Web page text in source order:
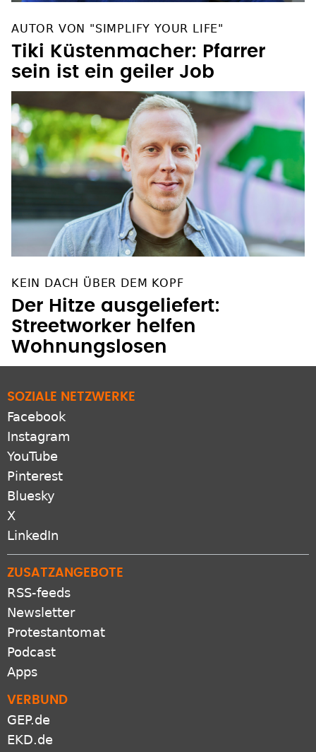
AUTOR VON "SIMPLIFY YOUR LIFE"
Tiki Küstenmacher: Pfarrer
sein ist ein geiler Job
KEIN DACH ÜBER DEM KOPF
Der Hitze ausgeliefert:
Streetworker helfen
Wohnungslosen
SOZIALE NETZWERKE
Facebook
Instagram
YouTube
Pinterest
Bluesky
X
LinkedIn
ZUSATZANGEBOTE
RSS-feeds
Newsletter
Protestantomat
Podcast
Apps
VERBUND
GEP.de
EKD.de